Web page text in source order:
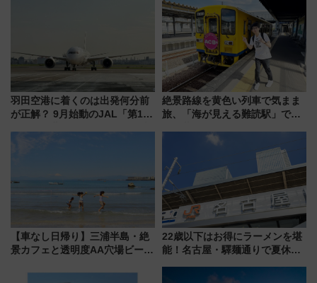
羽田空港に着くのは出発何分前
が正解？ 9月始動のJAL「第1タ
歩1キロ超え！ 知っておきたい
絶景路線を黄色い列車で気まま
旅、「海が見える難読駅」で幸
「新・鉄道ひとり旅」279回目
の舞台は「島原鉄道」
【車なし日帰り】三浦半島・絶
景カフェと透明度AA穴場ビーチ
用してストレスフリー旅へ行こ
22歳以下はお得にラーメンを堪
能！名古屋・驛麺通りで夏休み
よりスタート